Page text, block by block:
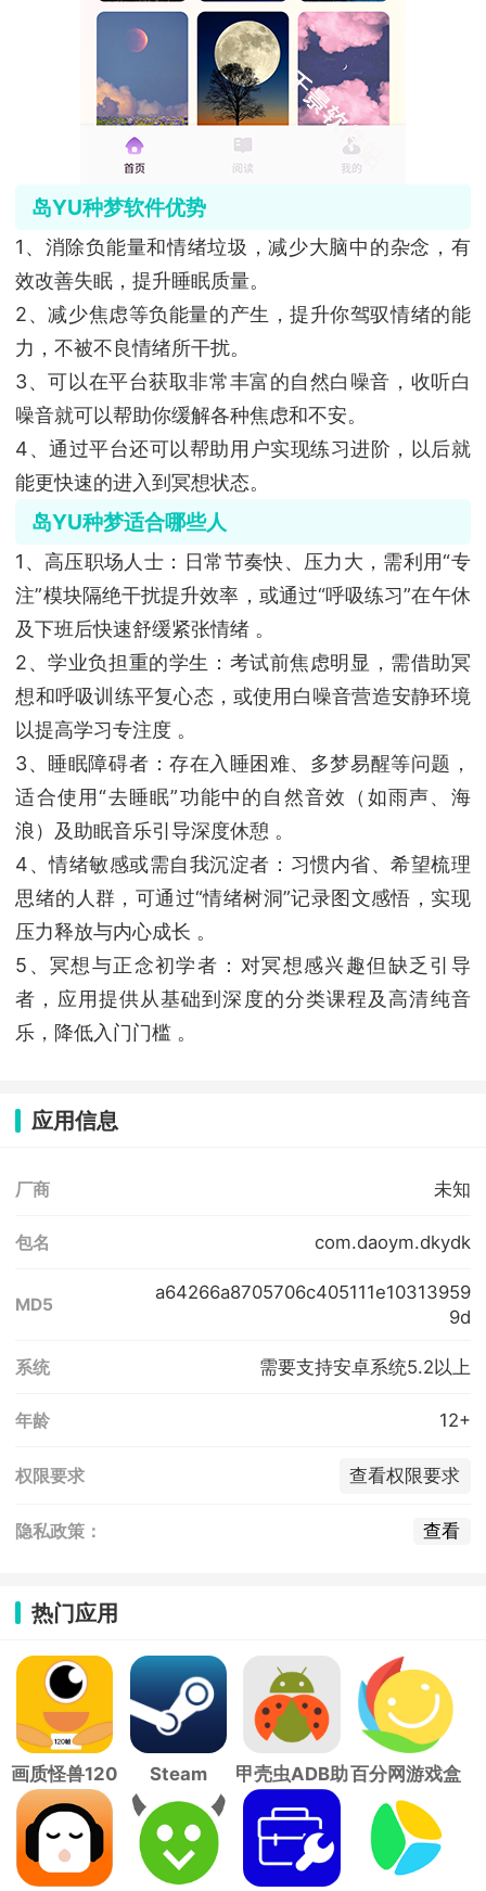
岛YU种梦软件优势
1、消除负能量和情绪垃圾，减少大脑中的杂念，有
效改善失眠，提升睡眠质量。
2、减少焦虑等负能量的产生，提升你驾驭情绪的能
力，不被不良情绪所干扰。
3、可以在平台获取非常丰富的自然白噪音，收听白
噪音就可以帮助你缓解各种焦虑和不安。
4、通过平台还可以帮助用户实现练习进阶，以后就
能更快速的进入到冥想状态。
岛YU种梦适合哪些人
1、高压职场人士‌：日常节奏快、压力大，需利用“专
注”模块隔绝干扰提升效率，或通过“呼吸练习”在午休
及下班后快速舒缓紧张情绪 。
‌2、学业负担重的学生‌：考试前焦虑明显，需借助冥
想和呼吸训练平复心态，或使用白噪音营造安静环境
以提高学习专注度 。
‌3、睡眠障碍者‌：存在入睡困难、多梦易醒等问题，
适合使用“去睡眠”功能中的自然音效（如雨声、海
浪）及助眠音乐引导深度休憩 。
‌4、情绪敏感或需自我沉淀者‌：习惯内省、希望梳理
思绪的人群，可通过“情绪树洞”记录图文感悟，实现
压力释放与内心成长 。
‌5、冥想与正念初学者‌：对冥想感兴趣但缺乏引导
者，应用提供从基础到深度的分类课程及高清纯音
乐，降低入门门槛 。‌‌
应用信息
厂商 未知
包名 com.daoym.dkydk
MD5
a64266a8705706c405111e10313959
9d
系统 需要支持安卓系统5.2以上
年龄 12+
权限要求 查看权限要求
隐私政策： 查看
热门应用
画质怪兽120
帧
Steam
甲壳虫ADB助
手
百分网游戏盒
子